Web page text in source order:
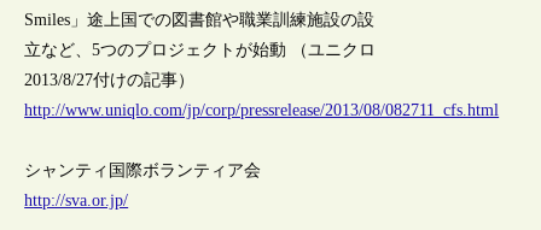
Smiles」途上国での図書館や職業訓練施設の設
立など、5つのプロジェクトが始動 （ユニクロ
2013/8/27付けの記事）
http://www.uniqlo.com/jp/corp/pressrelease/2013/08/082711_cfs.html
シャンティ国際ボランティア会
http://sva.or.jp/